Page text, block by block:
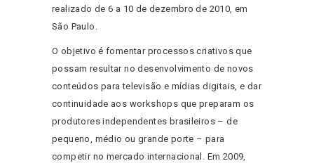
realizado de 6 a 10 de dezembro de 2010, em
São Paulo.
O objetivo é fomentar processos criativos que
possam resultar no desenvolvimento de novos
conteúdos para televisão e mídias digitais, e dar
continuidade aos workshops que preparam os
produtores independentes brasileiros – de
pequeno, médio ou grande porte – para
competir no mercado internacional. Em 2009,